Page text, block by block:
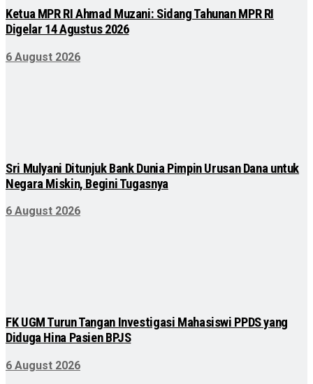
Ketua MPR RI Ahmad Muzani: Sidang Tahunan MPR RI
Digelar 14 Agustus 2026
6 August 2026
Sri Mulyani Ditunjuk Bank Dunia Pimpin Urusan Dana untuk
Negara Miskin, Begini Tugasnya
6 August 2026
FK UGM Turun Tangan Investigasi Mahasiswi PPDS yang
Diduga Hina Pasien BPJS
6 August 2026